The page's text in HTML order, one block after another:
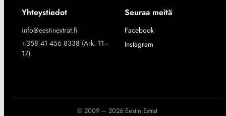
Yhteystiedot
info@eestinextrat.fi
+358 41 456 8338 (Ark. 11–
17)
Seuraa meitä
Facebook
Instagram
© 2009 – 2026 Eestin Extrat